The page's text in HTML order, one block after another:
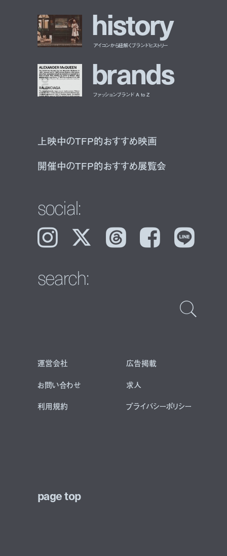
history
アイコンから紐解くブランドヒストリー
brands
ファッションブランド A to Z
上映中のTFP的おすすめ映画
開催中のTFP的おすすめ展覧会
social:
Instagram 𝕏 Threads Facebook LINE
search:
運営会社
広告掲載
お問い合わせ
求人
利用規約
プライバシーポリシー
page top